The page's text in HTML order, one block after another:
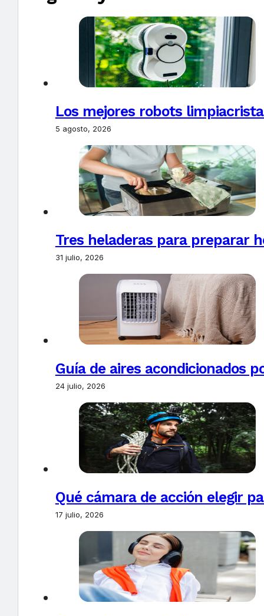
Los mejores robots
5 agosto, 2026
Tres heladeras para preparar
31 julio, 2026
Guía de aires acondicionados
24 julio, 2026
Qué cámara de acción elegir
17 julio, 2026